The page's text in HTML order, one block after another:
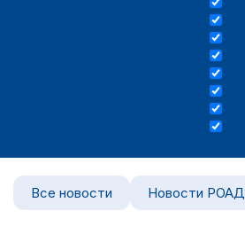
Все новости Новости РОАД